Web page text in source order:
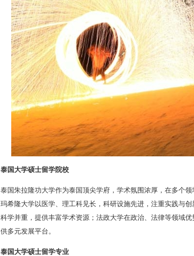
泰国大学硕士留学院校
泰国朱拉隆功大学作为泰国顶尖学府，学术氛围浓厚，在多个
玛希隆大学以医学、理工科见长，科研设施先进，注重实践与
科学并重，提供丰富学术资源；法政大学在政治、法律等领域
供多元发展平台。
泰国大学硕士留学专业